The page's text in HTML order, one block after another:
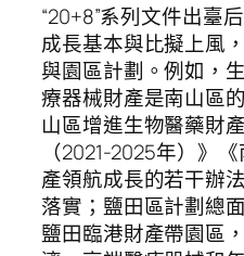
“20+8”系列文件出臺
成長基本與比擬上風
與園區計劃。例如，
療器械財產是南山區
山區增進生物醫藥財
（2021-2025年）》
產領航成長的若干辦
落實；鹽田區計劃總
鹽田臨港財產帶園區